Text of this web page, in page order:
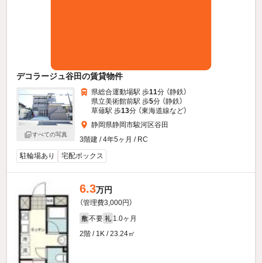
デコラージュ谷田の賃貸物件
すべての写真
県総合運動場駅 歩11分 （静鉄）
県立美術館前駅 歩5分 （静鉄）
草薙駅 歩13分 （東海道線など）
静岡県静岡市駿河区谷田
3階建 / 4年5ヶ月 / RC
駐輪場あり
宅配ボックス
6.3万円
（管理費3,000円）
敷 不要 礼 1.0ヶ月
2階 / 1K / 23.24㎡